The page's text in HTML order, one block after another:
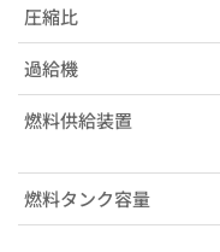
圧縮比
過給機
燃料供給装置
燃料タンク容量